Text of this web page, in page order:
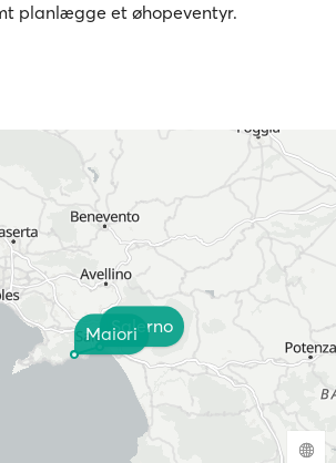
planlægge et øhopeventyr.
Salerno
Maiori